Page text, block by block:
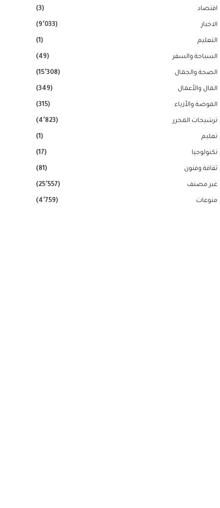
اقتصاد (3)
الاخبار (9٬033)
التعليم (1)
السياحة والسفر (49)
الصحة والجمال (15٬308)
المال والأعمال (349)
الموضة والأزياء (315)
ترشيحات المحرر (4٬823)
تعليم (1)
تكنولوجيا (17)
ثقافة وفنون (81)
غير مصنف (25٬557)
منوعات (4٬759)